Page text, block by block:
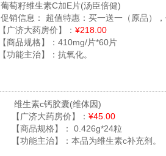
葡萄籽维生素C加E片(汤臣倍健)
促销信息：
超值特惠：买一送一（原品）
【广济大药房价】： ¥218.00
【商品规格】： 410mg/片*60片
【功能主治】： 抗氧化。
维生素c钙胶囊(维体因)
【广济大药房价】： ¥45.00
【商品规格】：
0.426g*24粒
【功能主治】： 本品为维生素c补充剂。